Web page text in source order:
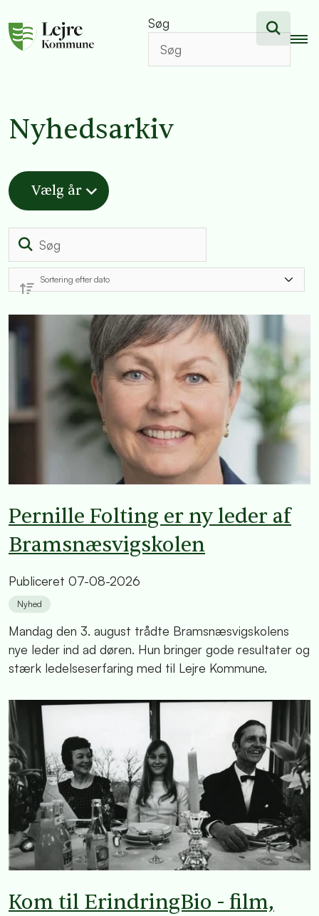
Søg
Nyhedsarkiv
Vælg år
Pernille Folting er ny leder af
Bramsnæsvigskolen
Publiceret 07-08-2026
Nyhed
Mandag den 3. august trådte Bramsnæsvigskolens
nye leder ind ad døren. Hun bringer gode resultater og
stærk ledelseserfaring med til Lejre Kommune.
Kom til ErindringBio - film,